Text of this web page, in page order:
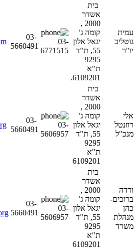
עמית
גוטליב
יו"ר
בית
אשדר
2000 ,
קומה ג'
יגאל אלון
55, ת"ד
9295
ת"א
6109201.
03-
6771515
03-
5660491
אלי
רוזנטל
מנכ"ל
בית
אשדר
2000 ,
קומה ג'
יגאל אלון
55, ת"ד
9295
ת"א
6109201
03-
5606957
03-
5660491
ורדה
ברוכים-
כהן
מנהלת
משרד
בית
אשדר
2000 ,
קומה ג'
יגאל אלון
55, ת"ד
9295
ת"א
6109201
03-
5606957
03-
5660491